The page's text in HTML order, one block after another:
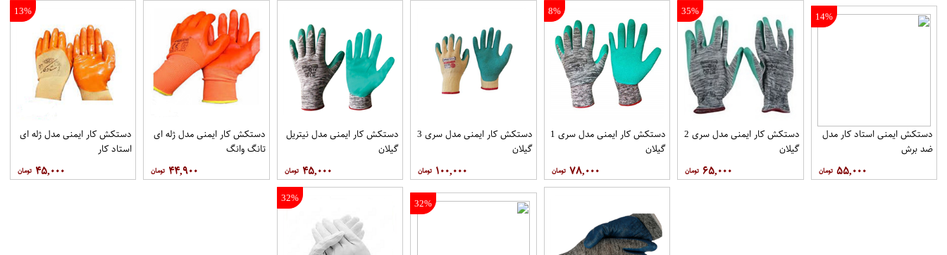
14%
دستکش ایمنی استاد کار مدل
ضد برش
۵۵,۰۰۰
35%
دستکش کار ایمنی مدل سری 2
گیلان
۶۵,۰۰۰
8%
دستکش کار ایمنی مدل سری 1
گیلان
۷۸,۰۰۰
دستکش کار ایمنی مدل سری 3
گیلان
۱۰۰,۰۰۰
دستکش کار ایمنی مدل نیتریل
گیلان
۴۵,۰۰۰
دستکش کار ایمنی مدل ژله ای
تانگ وانگ
۴۴,۹۰۰
13%
دستکش کار ایمنی مدل ژله ای
استاد کار
۴۵,۰۰۰
32%
32%